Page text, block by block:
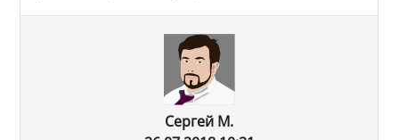
Сергей М.